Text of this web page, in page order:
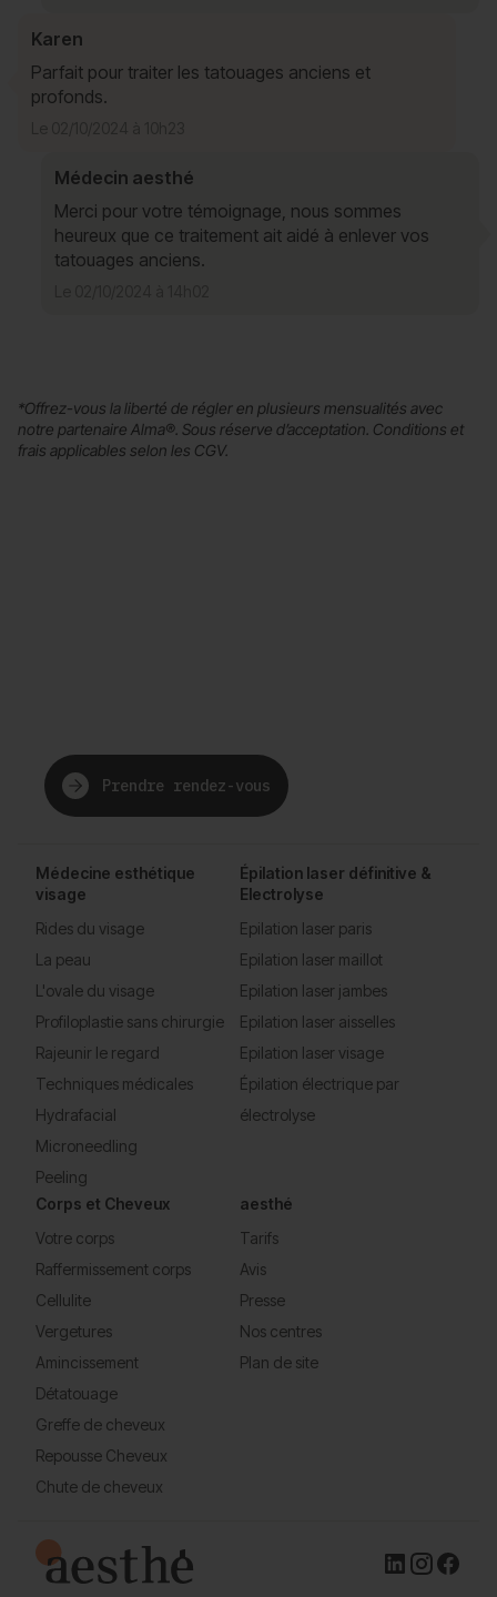
Karen
Parfait pour traiter les tatouages anciens et
profonds.
Médecin aesthé
Merci pour votre témoignage, nous sommes
heureux que ce traitement ait aidé à enlever vos
tatouages anciens.
*Offrez-vous la liberté de régler en plusieurs mensualités avec
notre partenaire Alma®. Sous réserve d’acceptation. Conditions et
frais applicables selon les CGV.
Prendre rendez-vous
Médecine esthétique
visage
Rides du visage
La peau
L'ovale du visage
Profiloplastie sans chirurgie
Rajeunir le regard
Techniques médicales
Hydrafacial
Microneedling
Peeling
Épilation laser définitive &
Electrolyse
Epilation laser paris
Epilation laser maillot
Epilation laser jambes
Epilation laser aisselles
Epilation laser visage
Épilation électrique par
électrolyse
Corps et Cheveux
Votre corps
Raffermissement corps
Cellulite
Vergetures
Amincissement
Détatouage
Greffe de cheveux
Repousse Cheveux
Chute de cheveux
aesthé
Tarifs
Avis
Presse
Nos centres
Plan de site